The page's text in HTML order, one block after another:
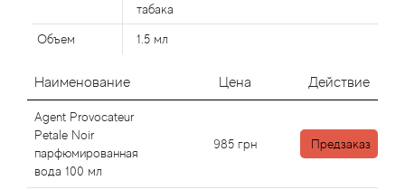
табака
Объем 1.5 мл
Наименование Цена Действие
Agent Provocateur
Petale Noir
парфюмированная
вода 100 мл
985 грн Предзаказ
Amouroud
Andre L'Arom
Angel Schlesser
Anima Mundi